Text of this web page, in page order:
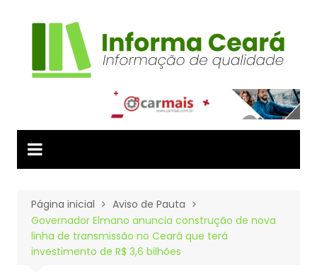
Página inicial
Aviso de Pauta
Governador Elmano anuncia construção de nova
linha de transmissão no Ceará que terá
investimento de R$ 3,6 bilhões